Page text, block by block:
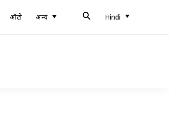
ऑटो अन्य Hindi